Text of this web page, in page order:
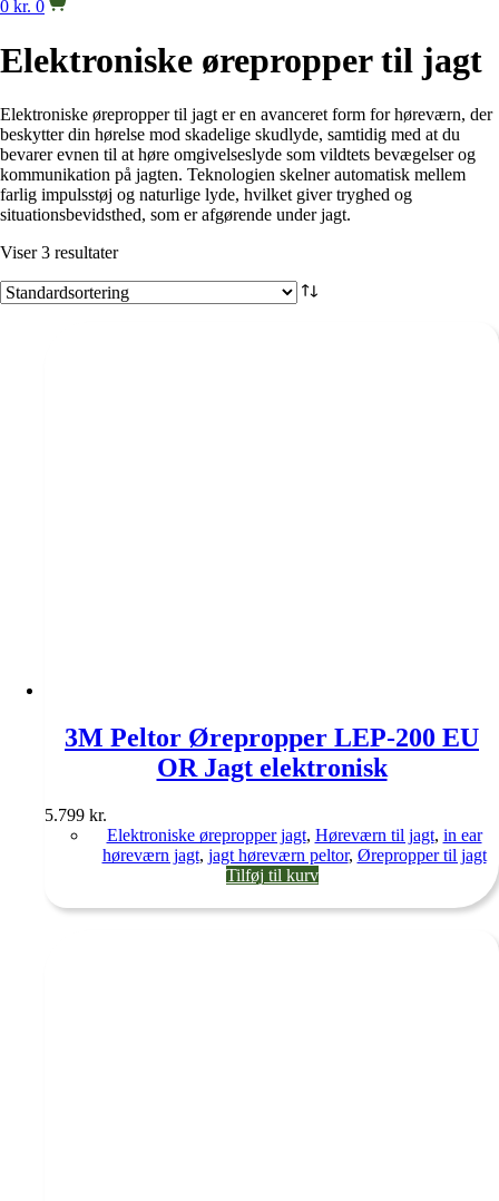
0 kr. 0
Elektroniske ørepropper til jagt
Elektroniske ørepropper til jagt er en avanceret form for høreværn, der
beskytter din hørelse mod skadelige skudlyde, samtidig med at du
bevarer evnen til at høre omgivelseslyde som vildtets bevægelser og
kommunikation på jagten. Teknologien skelner automatisk mellem
farlig impulsstøj og naturlige lyde, hvilket giver tryghed og
situationsbevidsthed, som er afgørende under jagt.
Viser 3 resultater
3M Peltor Ørepropper LEP-200 EU
OR Jagt elektronisk
5.799 kr.
Elektroniske ørepropper jagt, Høreværn til jagt, in ear
høreværn jagt, jagt høreværn peltor, Ørepropper til jagt
Tilføj til kurv